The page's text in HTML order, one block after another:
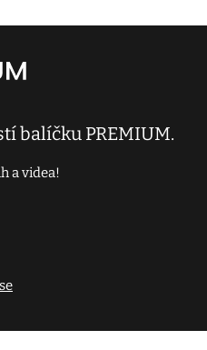
balíčku PREMIUM.
a videa!